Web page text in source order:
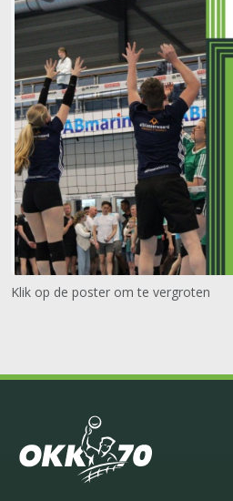
Klik op de poster om te vergroten